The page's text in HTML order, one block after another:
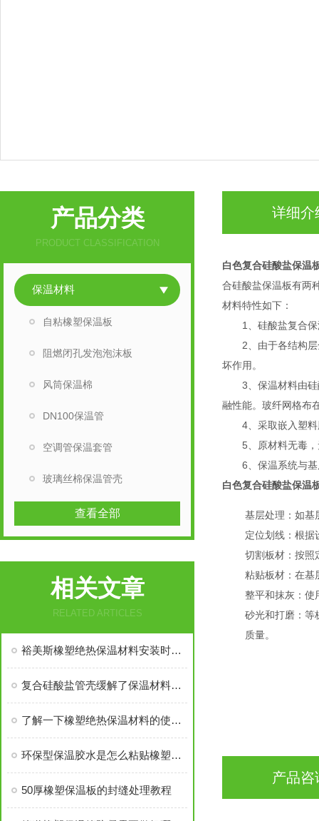
产品分类
PRODUCT CLASSIFICATION
保温材料
自粘橡塑保温板
阻燃闭孔发泡泡沫板
风筒保温棉
DN100保温管
空调管保温套管
玻璃丝棉保温管壳
查看全部
相关文章
RELATED ARTICLES
裕美斯橡塑绝热保温材料安装时需要注意的几点！
复合硅酸盐管壳缓解了保温材料的易破损现象
了解一下橡塑绝热保温材料的使用安装规则吧
环保型保温胶水是怎么粘贴橡塑保温材料的？
50厚橡塑保温板的封缝处理教程
详细介
白色复合硅酸盐保温
合硅酸盐保温板有两
材料特性如下：
1、硅酸盐复合保
2、由于各结构层全
坏作用。
3、保温材料由硅酸
融性能。玻纤网格布
4、采取嵌入塑料
5、原材料无毒，
6、保温系统与基
白色复合硅酸盐保温
基层处理：如基
定位划线：根据
切割板材：按照
粘贴板材：在基
整平和抹灰：使
砂光和打磨：等
质量。
产品咨